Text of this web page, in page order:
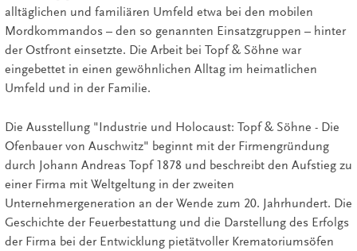
alltäglichen und familiären Umfeld etwa bei den mobilen
Mordkommandos – den so genannten Einsatzgruppen – hinter
der Ostfront einsetzte. Die Arbeit bei Topf & Söhne war
eingebettet in einen gewöhnlichen Alltag im heimatlichen
Umfeld und in der Familie.
Die Ausstellung "Industrie und Holocaust: Topf & Söhne - Die
Ofenbauer von Auschwitz" beginnt mit der Firmengründung
durch Johann Andreas Topf 1878 und beschreibt den Aufstieg zu
einer Firma mit Weltgeltung in der zweiten
Unternehmergeneration an der Wende zum 20. Jahrhundert. Die
Geschichte der Feuerbestattung und die Darstellung des Erfolgs
der Firma bei der Entwicklung pietätvoller Krematoriumsöfen